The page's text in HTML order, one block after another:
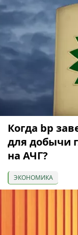
Когда bp
для добычи
на АЧГ?
ЭКОНОМИКА